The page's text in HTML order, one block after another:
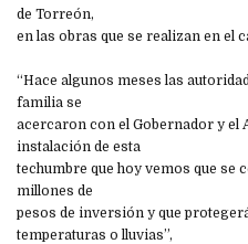
de Torreón,
en las obras que se realizan en el
“Hace algunos meses las
familia se
acercaron con el Gobernador y el
instalación de esta
techumbre que hoy vemos que se
millones de
pesos de inversión y que
temperaturas o lluvias”,